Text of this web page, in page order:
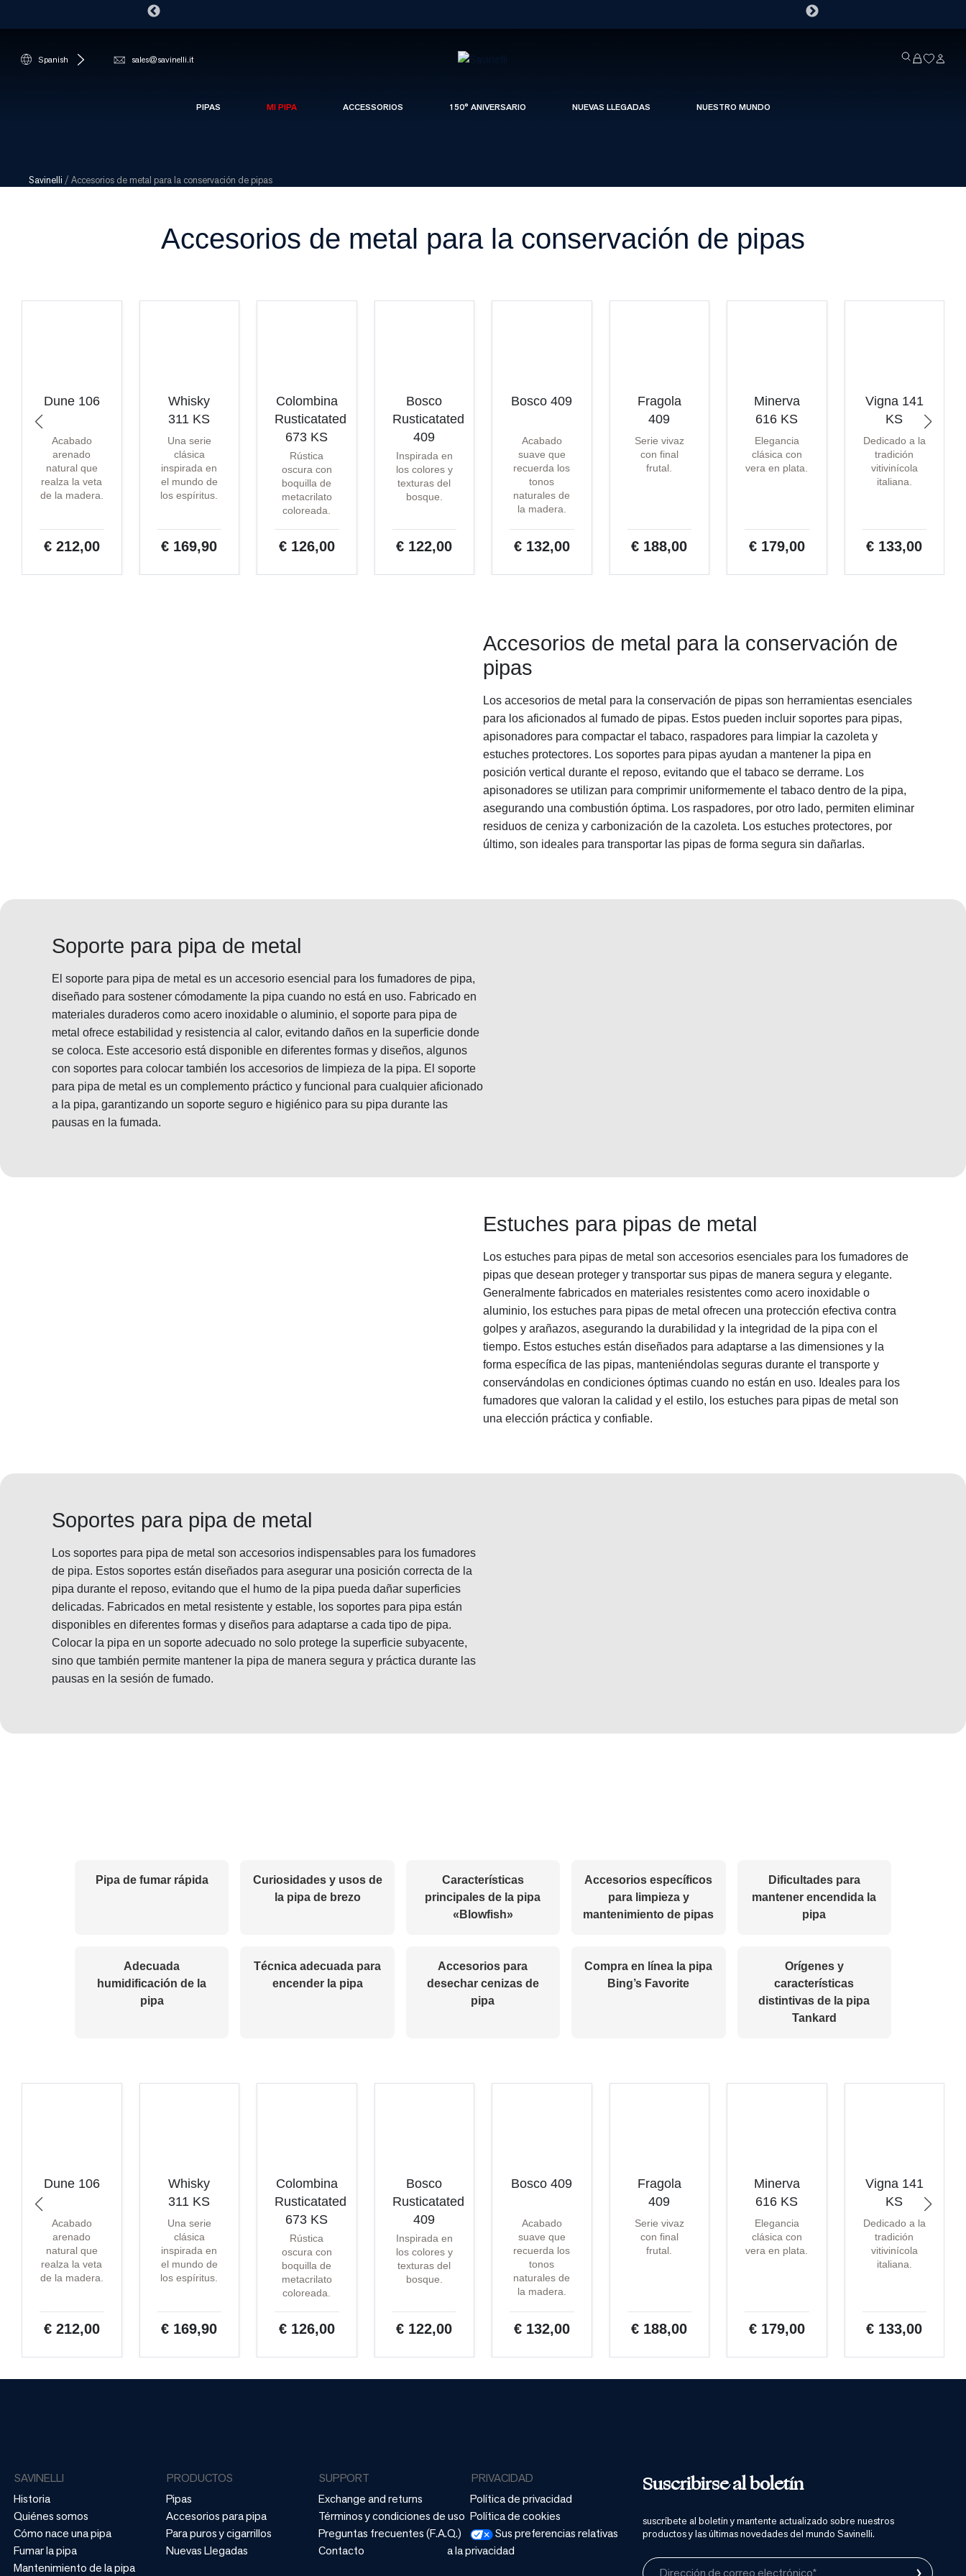
Spanish sales@savinelli.it
PIPAS MI PIPA ACCESSORIOS 150° ANIVERSARIO NUEVAS LLEGADAS NUESTRO MUNDO
Savinelli / Accesorios de metal para la conservación de pipas
Accesorios de metal para la conservación de pipas
Dune 106
Acabado
arenado
natural que
realza la veta
de la madera.
€ 212,00
Whisky
311 KS
Una serie
clásica
inspirada en
el mundo de
los espíritus.
€ 169,90
Colombina
Rusticatated
673 KS
Rústica
oscura con
boquilla de
metacrilato
coloreada.
€ 126,00
Bosco
Rusticatated
409
Inspirada en
los colores y
texturas del
bosque.
€ 122,00
Bosco 409
Acabado
suave que
recuerda los
tonos
naturales de
la madera.
€ 132,00
Fragola
409
Serie vivaz
con final
frutal.
€ 188,00
Minerva
616 KS
Elegancia
clásica con
vera en plata.
€ 179,00
Vigna 141
KS
Dedicado a la
tradición
vitivinícola
italiana.
€ 133,00
Accesorios de metal para la conservación de
pipas
Los accesorios de metal para la conservación de pipas son herramientas esenciales
para los aficionados al fumado de pipas. Estos pueden incluir soportes para pipas,
apisonadores para compactar el tabaco, raspadores para limpiar la cazoleta y
estuches protectores. Los soportes para pipas ayudan a mantener la pipa en
posición vertical durante el reposo, evitando que el tabaco se derrame. Los
apisonadores se utilizan para comprimir uniformemente el tabaco dentro de la pipa,
asegurando una combustión óptima. Los raspadores, por otro lado, permiten eliminar
residuos de ceniza y carbonización de la cazoleta. Los estuches protectores, por
último, son ideales para transportar las pipas de forma segura sin dañarlas.
Soporte para pipa de metal
El soporte para pipa de metal es un accesorio esencial para los fumadores de pipa,
diseñado para sostener cómodamente la pipa cuando no está en uso. Fabricado en
materiales duraderos como acero inoxidable o aluminio, el soporte para pipa de
metal ofrece estabilidad y resistencia al calor, evitando daños en la superficie donde
se coloca. Este accesorio está disponible en diferentes formas y diseños, algunos
con soportes para colocar también los accesorios de limpieza de la pipa. El soporte
para pipa de metal es un complemento práctico y funcional para cualquier aficionado
a la pipa, garantizando un soporte seguro e higiénico para su pipa durante las
pausas en la fumada.
Estuches para pipas de metal
Los estuches para pipas de metal son accesorios esenciales para los fumadores de
pipas que desean proteger y transportar sus pipas de manera segura y elegante.
Generalmente fabricados en materiales resistentes como acero inoxidable o
aluminio, los estuches para pipas de metal ofrecen una protección efectiva contra
golpes y arañazos, asegurando la durabilidad y la integridad de la pipa con el
tiempo. Estos estuches están diseñados para adaptarse a las dimensiones y la
forma específica de las pipas, manteniéndolas seguras durante el transporte y
conservándolas en condiciones óptimas cuando no están en uso. Ideales para los
fumadores que valoran la calidad y el estilo, los estuches para pipas de metal son
una elección práctica y confiable.
Soportes para pipa de metal
Los soportes para pipa de metal son accesorios indispensables para los fumadores
de pipa. Estos soportes están diseñados para asegurar una posición correcta de la
pipa durante el reposo, evitando que el humo de la pipa pueda dañar superficies
delicadas. Fabricados en metal resistente y estable, los soportes para pipa están
disponibles en diferentes formas y diseños para adaptarse a cada tipo de pipa.
Colocar la pipa en un soporte adecuado no solo protege la superficie subyacente,
sino que también permite mantener la pipa de manera segura y práctica durante las
pausas en la sesión de fumado.
Pipa de fumar rápida
Curiosidades y usos de
la pipa de brezo
Características
principales de la pipa
«Blowfish»
Accesorios específicos
para limpieza y
mantenimiento de pipas
Dificultades para
mantener encendida la
pipa
Adecuada
humidificación de la
pipa
Técnica adecuada para
encender la pipa
Accesorios para
desechar cenizas de
pipa
Compra en línea la pipa
Bing’s Favorite
Orígenes y
características
distintivas de la pipa
Tankard
Dune 106
Acabado
arenado
natural que
realza la veta
de la madera.
€ 212,00
Whisky
311 KS
Una serie
clásica
inspirada en
el mundo de
los espíritus.
€ 169,90
Colombina
Rusticatated
673 KS
Rústica
oscura con
boquilla de
metacrilato
coloreada.
€ 126,00
Bosco
Rusticatated
409
Inspirada en
los colores y
texturas del
bosque.
€ 122,00
Bosco 409
Acabado
suave que
recuerda los
tonos
naturales de
la madera.
€ 132,00
Fragola
409
Serie vivaz
con final
frutal.
€ 188,00
Minerva
616 KS
Elegancia
clásica con
vera en plata.
€ 179,00
Vigna 141
KS
Dedicado a la
tradición
vitivinícola
italiana.
€ 133,00
Suscribirse al boletín
suscríbete al boletín y mantente actualizado sobre nuestros
productos y las últimas novedades del mundo Savinelli.
Dirección de correo electrónico*
SAVINELLI
Historia
Quiénes somos
Cómo nace una pipa
Fumar la pipa
Mantenimiento de la pipa
PRODUCTOS
Pipas
Accesorios para pipa
Para puros y cigarrillos
Nuevas Llegadas
SUPPORT
Exchange and returns
Términos y condiciones de uso
Preguntas frecuentes (F.A.Q.)
Contacto
PRIVACIDAD
Política de privacidad
Política de cookies
Sus preferencias relativas
a la privacidad